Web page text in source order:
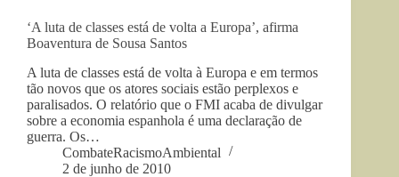
‘A luta de classes está de volta a Europa’, afirma
Boaventura de Sousa Santos
A luta de classes está de volta à Europa e em termos
tão novos que os atores sociais estão perplexos e
paralisados. O relatório que o FMI acaba de divulgar
sobre a economia espanhola é uma declaração de
guerra. Os…
CombateRacismoAmbiental
2 de junho de 2010